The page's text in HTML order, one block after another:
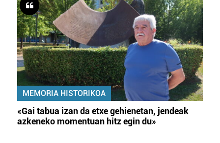
MEMORIA HISTORIKOA
«Gai tabua izan da etxe gehienetan, jendeak
azkeneko momentuan hitz egin du»